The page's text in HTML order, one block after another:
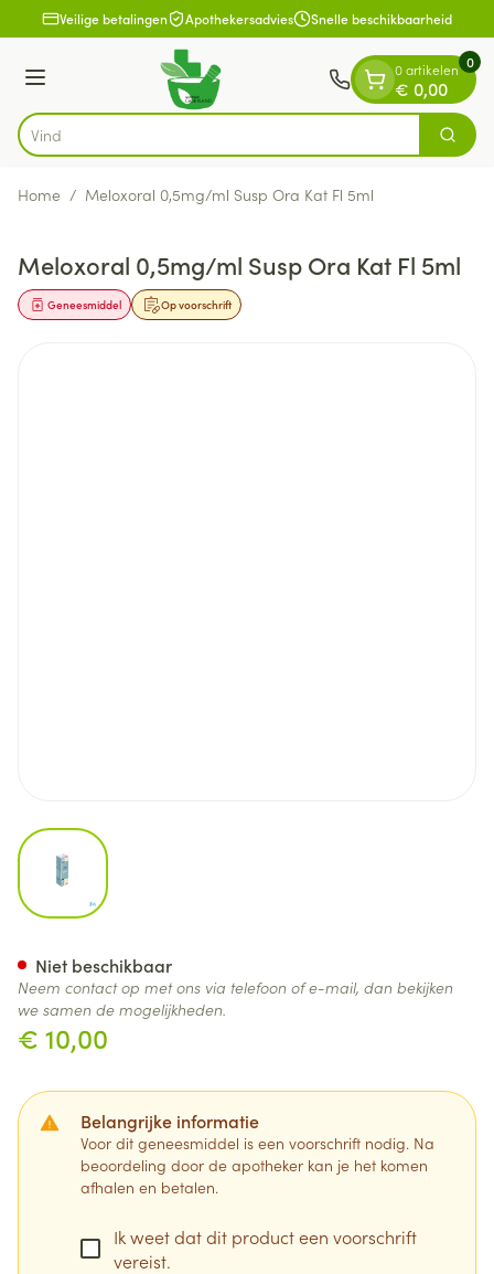
Ga naar de inhoud
1 van 1Veilige betalingen Apothekersadvies Snelle beschikbaarheid
Menu
Product, merk, categorie... Zoek
0 artikelen
€ 0,00
0
Home / Meloxoral 0,5mg/ml Susp Ora Kat Fl 5ml
Meloxoral 0,5mg/ml Susp Ora Kat Fl 5ml
Op voorschrift
Geneesmiddel
View larger image
€ 10,00
Belangrijke informatie
Voor dit geneesmiddel is een voorschrift nodig. Na
beoordeling door de apotheker kan je het komen
afhalen en betalen.
Ik weet dat dit product een voorschrift
vereist.
Niet beschikbaar
Neem contact op met ons via telefoon of e-mail, dan bekijken
we samen de mogelijkheden.